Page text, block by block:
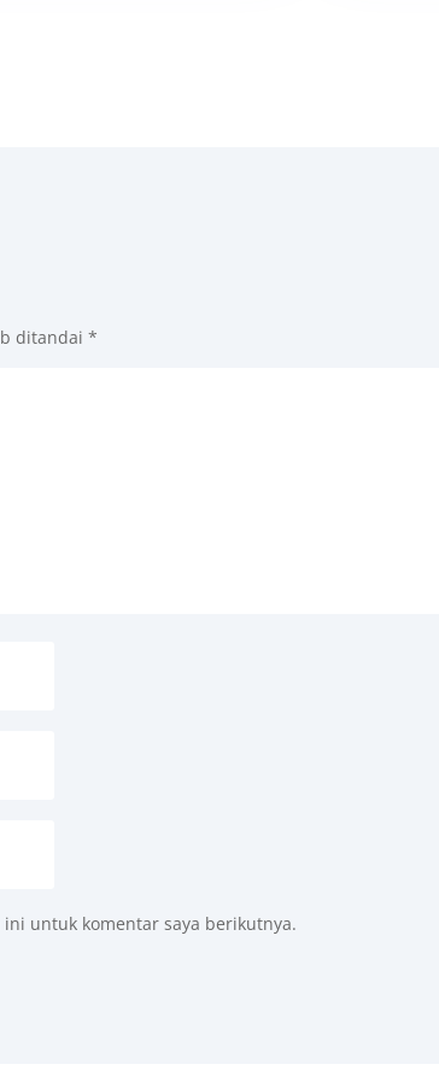
ditandai*
untuk komentar saya berikutnya.